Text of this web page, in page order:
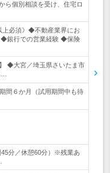
ら個別相談を受け、住宅ロ
上必須》◆不動産業界にお
◆銀行での営業経験 ◆保険
◆大宮／埼玉県さいたま市
間６か月（試用期間中も待
分／休憩60分）※残業あ